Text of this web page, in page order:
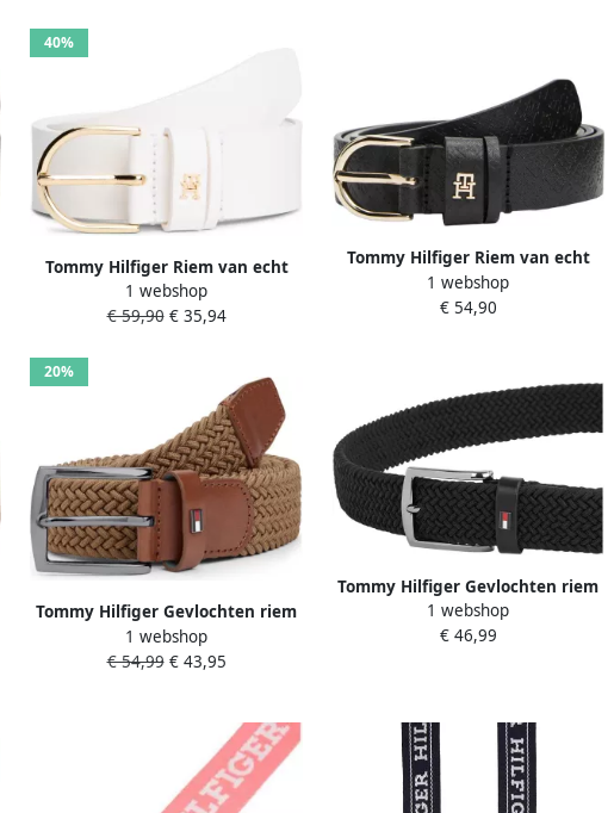
40%
Tommy Hilfiger Riem van echt
runderleer model 'EFFORTLESS
3.0'
1 webshop
€ 59,90€ 35,94
Tommy Hilfiger Riem van echt
runderleer model 'EFFORTLESS
2.5'
1 webshop
€ 54,90
20%
Tommy Hilfiger Gevlochten riem
DENTON ELASTIC In grootte
verstelbaar
1 webshop
€ 54,99€ 43,95
Tommy Hilfiger Gevlochten riem
DENTON ELASTIC In grootte
verstelbaar
1 webshop
€ 46,99